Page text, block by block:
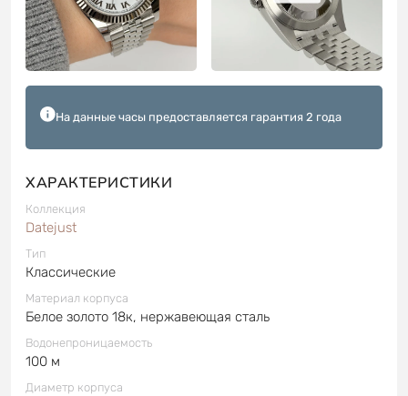
На данные часы предоставляется гарантия 2 года
ХАРАКТЕРИСТИКИ
Коллекция
Datejust
Тип
Классические
Материал корпуса
Белое золото 18к, нержавеющая сталь
Водонепроницаемость
100 м
Диаметр корпуса